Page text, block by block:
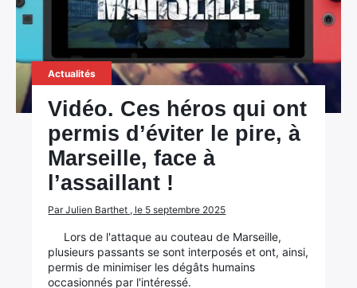
Actualités
Vidéo. Ces héros qui ont
permis d’éviter le pire, à
Marseille, face à
l’assaillant !
Par Julien Barthet , le 5 septembre 2025
Lors de l'attaque au couteau de Marseille,
plusieurs passants se sont interposés et ont, ainsi,
permis de minimiser les dégâts humains
occasionnés par l'intéressé.